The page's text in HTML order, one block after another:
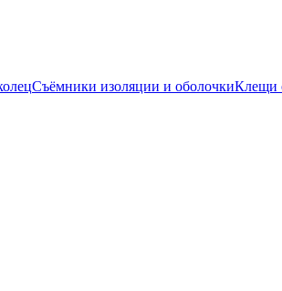
Съёмники изоляции и оболочкиКлещи